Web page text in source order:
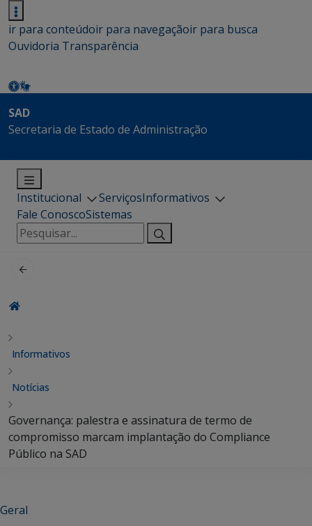
ir para conteúdoir para navegaçãoir para busca
Ouvidoria Transparência
SAD
Secretaria de Estado de Administração
Institucional ServiçosInformativos
Fale ConoscoSistemas
Pesquisar
por:
Informativos
Notícias
Governança: palestra e assinatura de termo de
compromisso marcam implantação do Compliance
Público na SAD
Geral